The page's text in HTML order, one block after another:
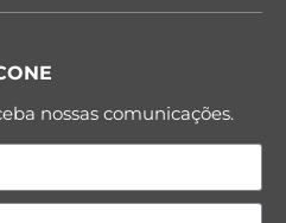
nossas comunicações.